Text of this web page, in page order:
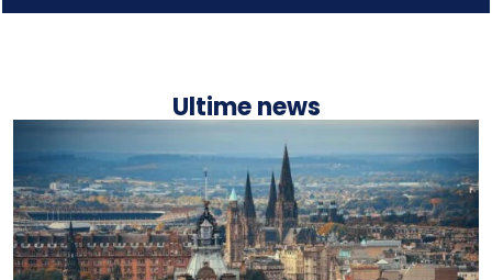
Ultime news